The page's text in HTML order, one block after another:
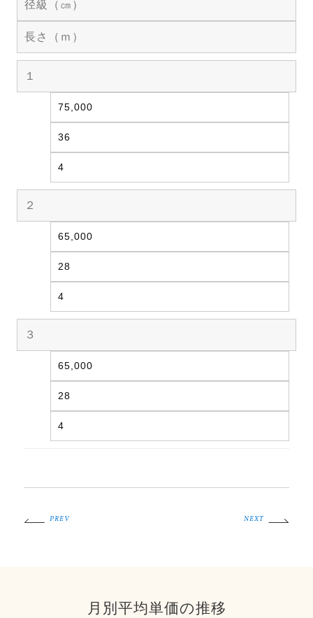
径級（㎝）
長さ（ｍ）
１
75,000
36
4
２
65,000
28
4
３
65,000
28
4
PREV NEXT
月別平均単価の推移